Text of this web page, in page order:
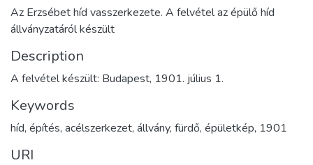
Az Erzsébet híd vasszerkezete. A felvétel az épülő híd
állványzatáról készült
Description
A felvétel készült: Budapest, 1901. július 1.
Keywords
híd, építés, acélszerkezet, állvány, fürdő, épületkép, 1901
URI